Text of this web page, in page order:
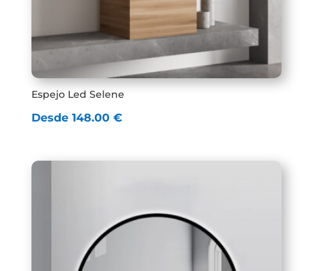
Espejo Led Selene
Desde 148.00 €